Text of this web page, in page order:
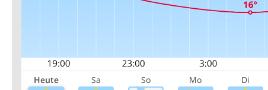
Heute Sa So Mo Di